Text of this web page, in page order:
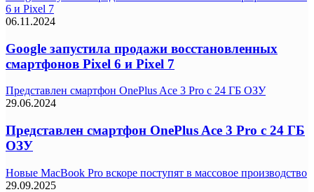
6 и Pixel 7
06.11.2024
Google запустила продажи восстановленных
смартфонов Pixel 6 и Pixel 7
Представлен смартфон OnePlus Ace 3 Pro с 24 ГБ ОЗУ
29.06.2024
Представлен смартфон OnePlus Ace 3 Pro с 24 ГБ
ОЗУ
Новые MacBook Pro вскоре поступят в массовое производство
29.09.2025